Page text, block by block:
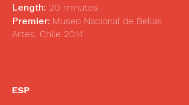
Length: 20 minutes
Premier: Museo Nacional de Bellas
Artes, Chile 2014
ESP